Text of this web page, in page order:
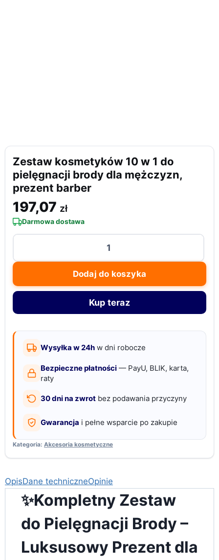
Zestaw kosmetyków 10 w 1 do
pielęgnacji brody dla mężczyzn,
prezent barber
197,07 zł
Darmowa dostawa
kosmetyków
10
w
pielęgnacji
brody
mężczyzn,
barber
Dodaj do koszyka
Kup teraz
Wysyłka w 24h w dni robocze
Bezpieczne płatności — PayU, BLIK, karta,
raty
30 dni na zwrot bez podawania przyczyny
Gwarancja i pełne wsparcie po zakupie
Kategoria: Akcesoria kosmetyczne
OpisDane techniczneOpinie
✨Kompletny Zestaw
do Pielęgnacji Brody –
Luksusowy Prezent dla